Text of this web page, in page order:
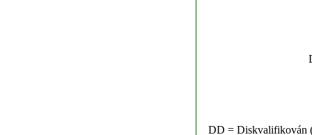
DD = Diskvalifikován